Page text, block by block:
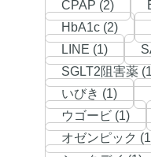
CPAP (2)
HbA1c (2)
LINE (1)
SGLT2阻害薬
いびき (1)
ウゴービ (1)
オゼンピック